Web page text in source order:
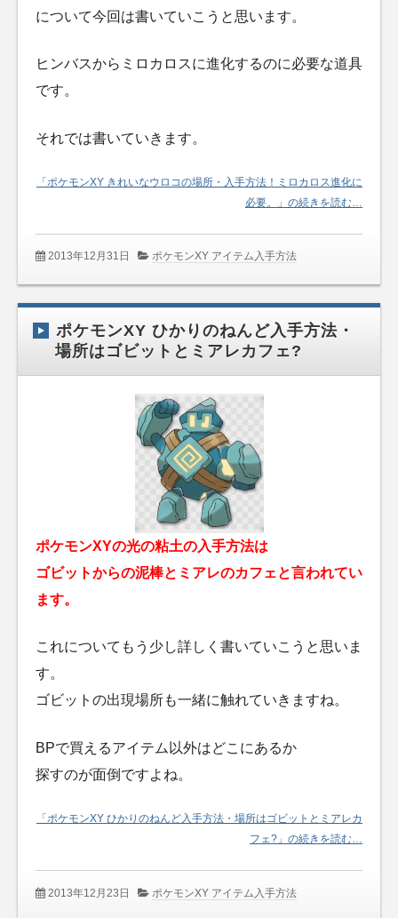
について今回は書いていこうと思います。
ヒンバスからミロカロスに進化するのに必要な道具
です。
それでは書いていきます。
「ポケモンXY きれいなウロコの場所・入手方法！ミロカロス進化に
必要。」の続きを読む…
2013年12月31日 ポケモンXY アイテム入手方法
ポケモンXY ひかりのねんど入手方法・
場所はゴビットとミアレカフェ?
ポケモンXYの光の粘土の入手方法は
ゴビットからの泥棒とミアレのカフェと言われてい
ます。
これについてもう少し詳しく書いていこうと思いま
す。
ゴビットの出現場所も一緒に触れていきますね。
BPで買えるアイテム以外はどこにあるか
探すのが面倒ですよね。
「ポケモンXY ひかりのねんど入手方法・場所はゴビットとミアレカ
フェ?」の続きを読む…
2013年12月23日 ポケモンXY アイテム入手方法